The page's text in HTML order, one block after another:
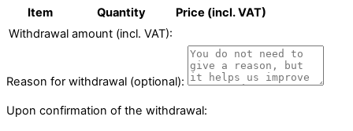
Item
Quantity
Price (incl. VAT)
Withdrawal amount (incl. VAT):
Reason for withdrawal (optional):
Upon confirmation of the withdrawal: